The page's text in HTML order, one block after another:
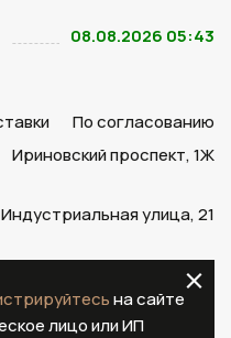
08.08.2026 05:43
По согласованию
Ириновский проспект, 1Ж
улица, 21
на сайте
лицо или ИП